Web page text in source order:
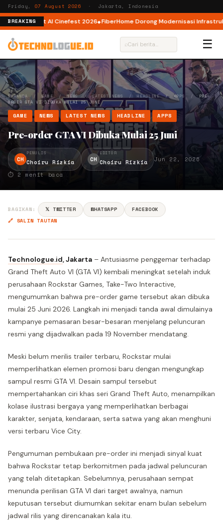
Friday, 07 August 2026 · Jakarta, Indonesia
BREAKING
AI lewat AI Cinefest 2026 FiberHome Dorong Modernisasi
⌕ ☰
BERANDA / GAME/NEWS/LATEST NEWS /HEADLINE/APPS / PRE-
ORDER GTA VI DIBUKA MULAI 25 JUNI
GAME NEWS LATEST NEWS HEADLINE APPS
Pre-order GTA VI Dibuka Mulai 25 Juni
CH
PENULIS
Choiru Rizkia CH
EDITOR
Choiru Rizkia
Jun 22, 2026
⏱ 2 menit baca
BAGIKAN: 𝕏 TWITTER WHATSAPP
FACEBOOK
🔗 SALIN TAUTAN
Technologue.id,Jakarta – Antusiasme penggemar terhadap
Grand Theft Auto VI (GTA VI) kembali meningkat setelah induk
perusahaan Rockstar Games, Take-Two Interactive,
mengumumkan bahwa pre-order game tersebut akan dibuka
mulai 25 Juni 2026. Langkah ini menjadi tanda awal dimulainya
kampanye pemasaran besar-besaran menjelang peluncuran
resmi yang dijadwalkan pada 19 November mendatang.
Meski belum merilis trailer terbaru, Rockstar mulai
memperlihatkan elemen promosi baru dengan mengungkap
sampul resmi GTA VI. Desain sampul tersebut
mempertahankan ciri khas seri Grand Theft Auto, menampilkan
kolase ilustrasi bergaya yang memperlihatkan berbagai
karakter, senjata, kendaraan, serta satwa yang akan menghuni
versi terbaru Vice City.
Pengumuman pembukaan pre-order ini menjadi sinyal kuat
bahwa Rockstar tetap berkomitmen pada jadwal peluncuran
yang telah ditetapkan. Sebelumnya, perusahaan sempat
menunda perilisan GTA VI dari target awalnya, namun
keputusan tersebut diumumkan sekitar enam bulan sebelum
jadwal rilis yang direncanakan kala itu.